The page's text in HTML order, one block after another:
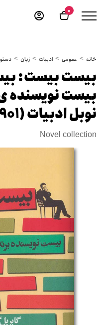
0
خانه عمومی ادبیات زبان
بیست بیست:
بیست نویسنده
نوبل ادبیات (1901 - 2009م)
Novel collection